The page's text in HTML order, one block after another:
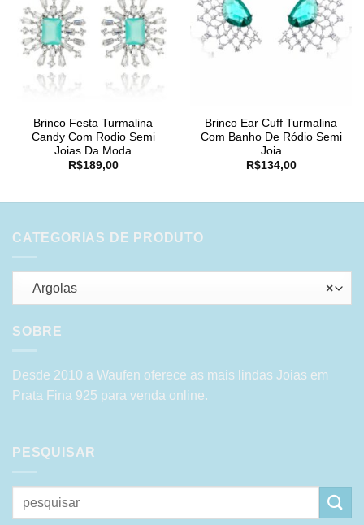
Brinco Festa Turmalina
Candy Com Rodio Semi
Joias Da Moda
R$189,00
Brinco Ear Cuff Turmalina
Com Banho De Ródio Semi
Joia
R$134,00
CATEGORIAS DE PRODUTO
×
Argolas
SOBRE
Desde 2010 a Waufen oferece as mais lindas Joias em
Prata Fina 925 para venda online.
PESQUISAR
Pesquisar
por: